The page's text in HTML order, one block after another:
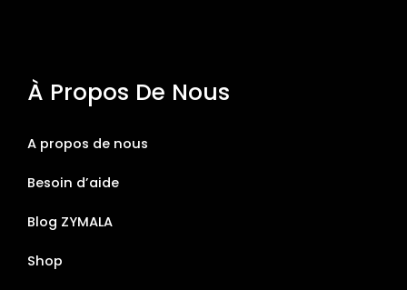
À Propos De Nous
A propos de nous
Besoin d’aide
Blog ZYMALA
Shop